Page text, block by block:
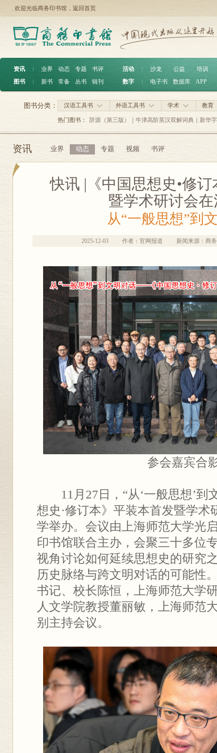
欢迎光临商务印书馆， 返回首页
资讯 ︱ 业界 动态 专题
书评
图书
︱ 新书 常备 丛书 辑刊
活动 沙龙 公益
培训
数字
电子书 数据库 APP
汉语工具书 外语工具书 学术 教育
图书分类：
热门图书： 辞源（第三版） 牛津高阶英汉双解词典 新华
资讯 业界 动态 专题 视频 书评
快讯 |《中国思想史•修
暨学术研讨会
从“一般思想”到
2025-12-03 作者：官网报道 新闻来源：商
参会嘉宾合
11月27日，“从‘一般思想’
想史·修订本》平装本首发暨学术
学举办。会议由上海师范大学光
印书馆联合主办，会聚三十多位
视角讨论如何延续思想史的研究
历史脉络与跨文明对话的可能性
书记、校长陈恒，上海师范大学
人文学院教授董丽敏，上海师范
别主持会议。